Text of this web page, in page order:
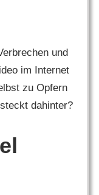
und
im Internet
zu Opfern
dahinter?